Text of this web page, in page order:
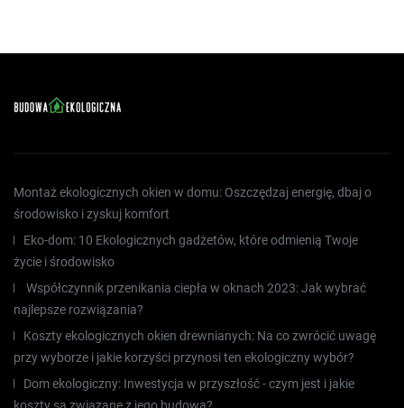
Montaż ekologicznych okien w domu: Oszczędzaj energię, dbaj o
środowisko i zyskuj komfort
Eko-dom: 10 Ekologicznych gadżetów, które odmienią Twoje
życie i środowisko
Współczynnik przenikania ciepła w oknach 2023: Jak wybrać
najlepsze rozwiązania?
Koszty ekologicznych okien drewnianych: Na co zwrócić uwagę
przy wyborze i jakie korzyści przynosi ten ekologiczny wybór?
Dom ekologiczny: Inwestycja w przyszłość - czym jest i jakie